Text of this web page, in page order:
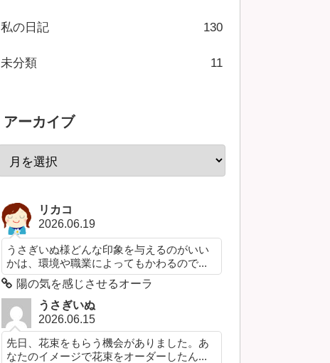
私の日記 130
未分類 11
アーカイブ
リカコ
2026.06.19
うさぎいぬ様どんな印象を与えるのがいい
かは、環境や職業によってもかわるので...
陽の気を感じさせるオーラ
うさぎいぬ
2026.06.15
先日、花束をもらう機会がありました。あ
なたのイメージで花束をオーダーしたん...